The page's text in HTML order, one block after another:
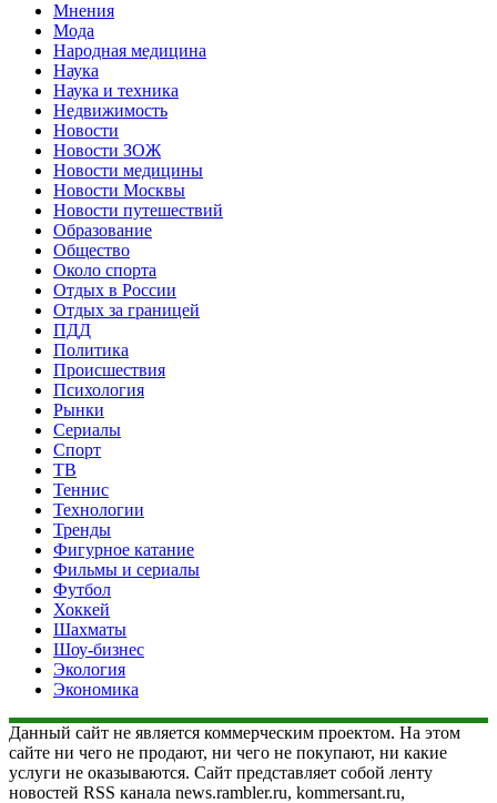
Мнения
Мода
Народная медицина
Наука
Наука и техника
Недвижимость
Новости
Новости ЗОЖ
Новости медицины
Новости Москвы
Новости путешествий
Образование
Общество
Около спорта
Отдых в России
Отдых за границей
ПДД
Политика
Происшествия
Психология
Рынки
Сериалы
Спорт
ТВ
Теннис
Технологии
Тренды
Фигурное катание
Фильмы и сериалы
Футбол
Хоккей
Шахматы
Шоу-бизнес
Экология
Экономика
Данный сайт не является коммерческим проектом. На этом
сайте ни чего не продают, ни чего не покупают, ни какие
услуги не оказываются. Сайт представляет собой ленту
новостей RSS канала news.rambler.ru, kommersant.ru,